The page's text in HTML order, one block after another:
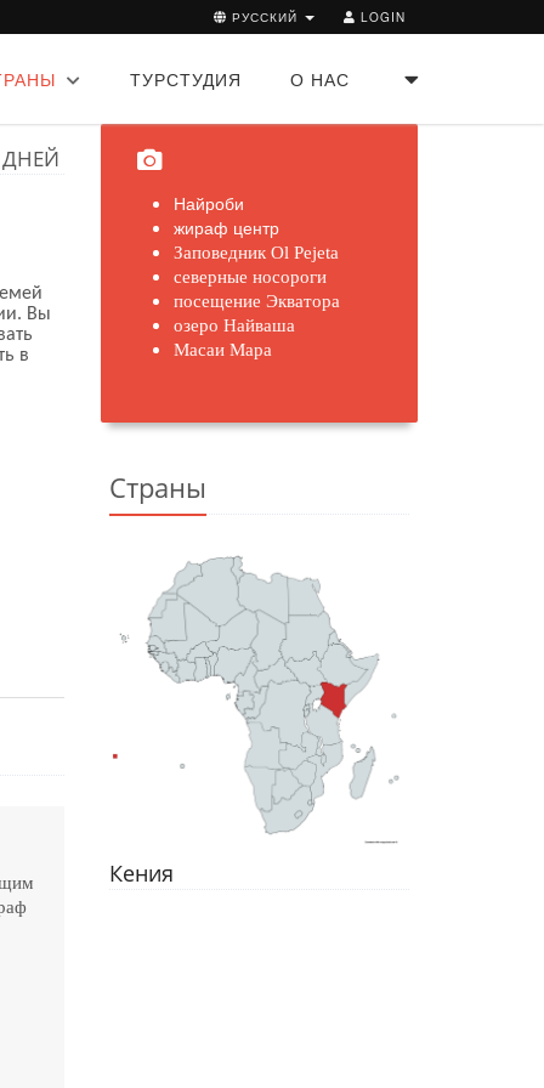
LOGIN
РУССКИЙ
ТУРСТУДИЯ О НАС
ДНЕЙ
Вы
в
Найроби
жираф центр
Заповедник Ol Pejeta
северные носороги
посещение Экватора
озеро Найваша
Масаи Мара
Страны
Кения